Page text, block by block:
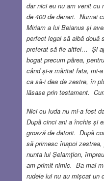
dar nici eu nu am venit cu
de 400 de denari. Numai
Miriam a lui Beianus și
perfect legal să aibă două
preferat să fie altfel… Și
bogat precum părea,
când și-a măritat fata, mi-
ca să-i dea de zestre, în
lăsase prin testament.
Nici cu Iuda nu mi-a fost
După cinci ani a închis și
groază de datorii. După
să primesc înapoi
nunta lui Șelamțion,
am primit nimic. Ba mai
rudele lui nu au mișcat un